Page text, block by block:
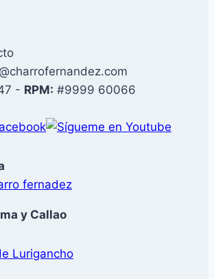
- RPM: #9999 60066
y Callao
Lurigancho